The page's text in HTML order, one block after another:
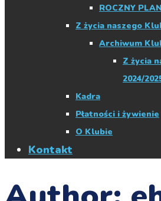
ROCZNY
Z życia naszego
Archiwum
Z życia
2024/
Kadra
Płatności i żywienie
O Klubie
Kontakt